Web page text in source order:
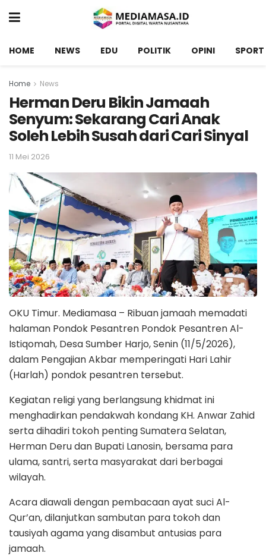
HOME NEWS EDU POLITIK OPINI SPORT
Home News
Herman Deru Bikin Jamaah
Senyum: Sekarang Cari Anak
Soleh Lebih Susah dari Cari Sinyal
11 Mei 2026
OKU Timur. Mediamasa – Ribuan jamaah memadati
halaman Pondok Pesantren Pondok Pesantren Al-
Istiqomah, Desa Sumber Harjo, Senin (11/5/2026),
dalam Pengajian Akbar memperingati Hari Lahir
(Harlah) pondok pesantren tersebut.
Kegiatan religi yang berlangsung khidmat ini
menghadirkan pendakwah kondang KH. Anwar Zahid
serta dihadiri tokoh penting Sumatera Selatan,
Herman Deru dan Bupati Lanosin, bersama para
ulama, santri, serta masyarakat dari berbagai
wilayah.
Acara diawali dengan pembacaan ayat suci Al-
Qur’an, dilanjutkan sambutan para tokoh dan
tausiyah agama yang disambut antusias para
jamaah.